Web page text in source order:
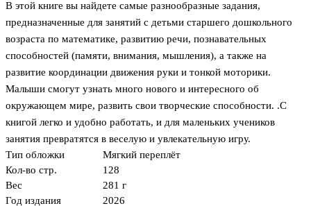
В этой книге вы найдете самые разнообразные задания,
предназначенные для занятий с детьми старшего дошкольного
возраста по математике, развитию речи, познавательных
способностей (памяти, внимания, мышления), а также на
развитие координации движения руки и тонкой моторики.
Малыши смогут узнать много нового и интересного об
окружающем мире, развить свои творческие способности. .С
книгой легко и удобно работать, и для маленьких учеников
занятия превратятся в веселую и увлекательную игру.
Тип обложки
Мягкий переплёт
Кол-во стр.
128
Вес
281 г
Год издания
2026